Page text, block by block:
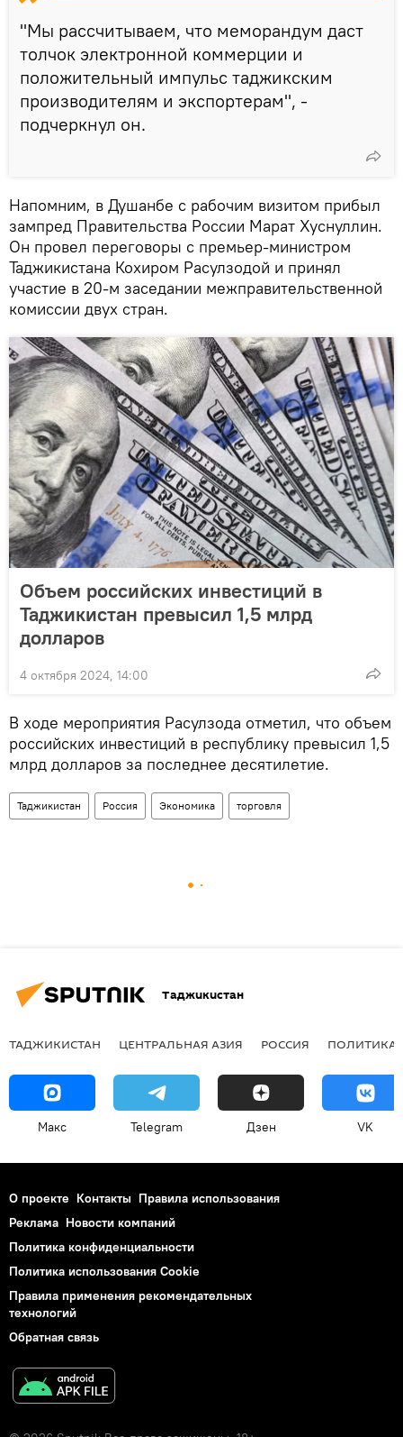
"Мы рассчитываем, что меморандум даст
толчок электронной коммерции и
положительный импульс таджикским
производителям и экспортерам", -
подчеркнул он.
Напомним, в Душанбе с рабочим визитом прибыл
зампред Правительства России Марат Хуснуллин.
Он провел переговоры с премьер-министром
Таджикистана Кохиром Расулзодой и принял
участие в 20-м заседании межправительственной
комиссии двух стран.
Объем российских инвестиций в
Таджикистан превысил 1,5 млрд
долларов
4 октября 2024, 14:00
В ходе мероприятия Расулзода отметил, что объем
российских инвестиций в республику превысил 1,5
млрд долларов за последнее десятилетие.
Таджикистан Россия Экономика торговля
Таджикистан
ТАДЖИКИСТАН ЦЕНТРАЛЬНАЯ АЗИЯ РОССИЯ ПОЛИТИКА
Макс Telegram Дзен VK
О проекте Контакты Правила использования
Реклама Новости компаний
Политика конфиденциальности
Политика использования Cookie
Правила применения рекомендательных
технологий
Обратная связь